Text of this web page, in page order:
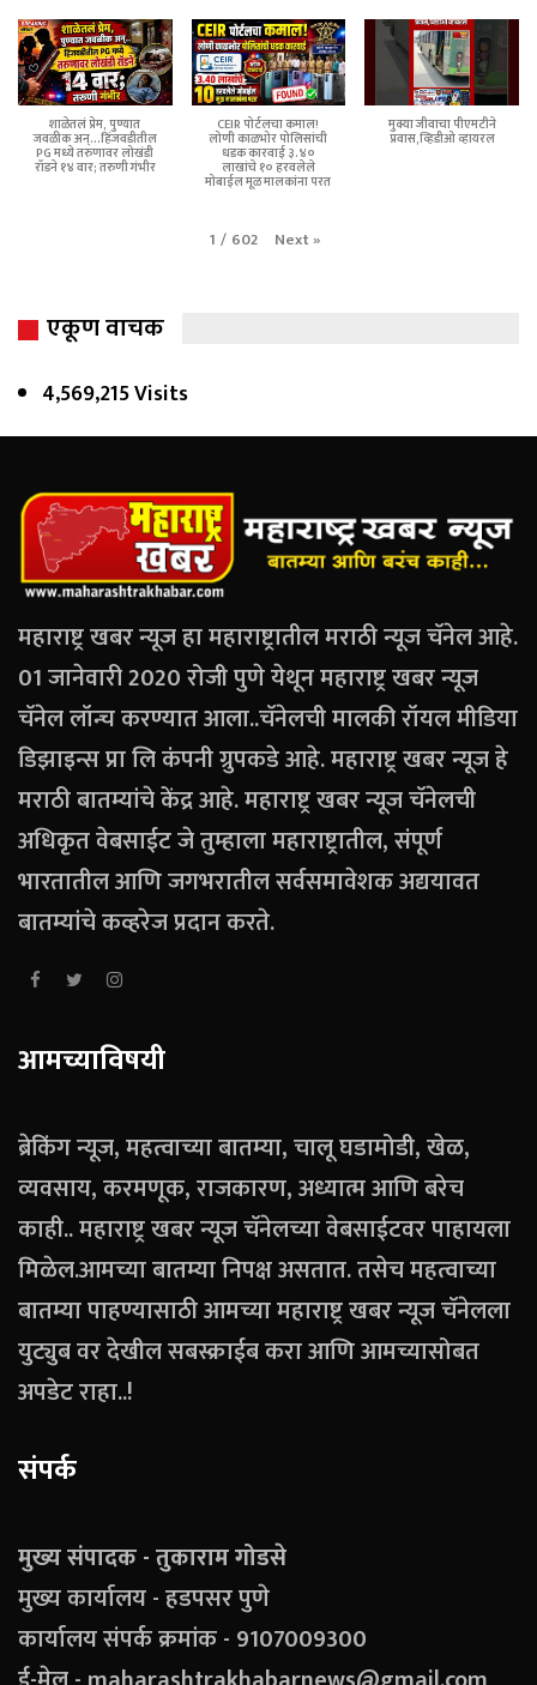
शाळेतलं प्रेम, पुण्यात
जवळीक अन्...हिंजवडीतील
PG मध्ये तरुणावर लोखंडी
रॉडने १४ वार; तरुणी गंभीर
CEIR पोर्टलचा कमाल!
लोणी काळभोर पोलिसांची
धडक कारवाई ३.४०
लाखांचे १० हरवलेले
मोबाईल मूळ मालकांना परत
मुक्या जीवाचा पीएमटीने
प्रवास,व्हिडीओ व्हायरल
1 / 602 Next»
एकूण वाचक
4,569,215 Visits
महाराष्ट्र खबर न्यूज हा महाराष्ट्रातील मराठी न्यूज चॅनेल आहे.
01 जानेवारी 2020 रोजी पुणे येथून महाराष्ट्र खबर न्यूज
चॅनेल लॉन्च करण्यात आला..चॅनेलची मालकी रॉयल मीडिया
डिझाइन्स प्रा लि कंपनी ग्रुपकडे आहे. महाराष्ट्र खबर न्यूज हे
मराठी बातम्यांचे केंद्र आहे. महाराष्ट्र खबर न्यूज चॅनेलची
अधिकृत वेबसाईट जे तुम्हाला महाराष्ट्रातील, संपूर्ण
भारतातील आणि जगभरातील सर्वसमावेशक अद्ययावत
बातम्यांचे कव्हरेज प्रदान करते.
आमच्याविषयी
ब्रेकिंग न्यूज, महत्वाच्या बातम्या, चालू घडामोडी, खेळ,
व्यवसाय, करमणूक, राजकारण, अध्यात्म आणि बरेच
काही.. महाराष्ट्र खबर न्यूज चॅनेलच्या वेबसाईटवर पाहायला
मिळेल.आमच्या बातम्या निपक्ष असतात. तसेच महत्वाच्या
बातम्या पाहण्यासाठी आमच्या महाराष्ट्र खबर न्यूज चॅनेलला
युट्युब वर देखील सबस्क्राईब करा आणि आमच्यासोबत
अपडेट राहा..!
संपर्क
मुख्य संपादक - तुकाराम गोडसे
मुख्य कार्यालय - हडपसर पुणे
कार्यालय संपर्क क्रमांक - 9107009300